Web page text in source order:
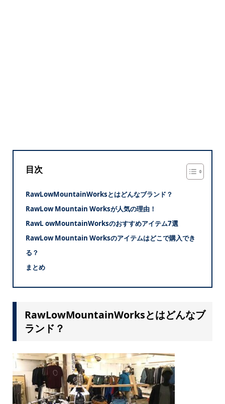
目次
RawLowMountainWorksとはどんなブランド？
RawLow Mountain Worksが人気の理由！
RawL owMountainWorksのおすすめアイテム7選
RawLow Mountain Worksのアイテムはどこで購入でき
る？
まとめ
RawLowMountainWorksとはどんなブ
ランド？